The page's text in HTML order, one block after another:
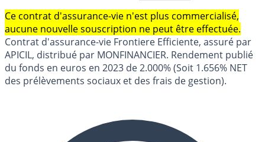
Ce contrat d'assurance-vie n'est plus commercialisé,
aucune nouvelle souscription ne peut être effectuée.
Contrat d'assurance-vie Frontiere Efficiente, assuré par
APICIL, distribué par MONFINANCIER. Rendement publié
du fonds en euros en 2023 de 2.000% (Soit 1.656% NET
des prélèvements sociaux et des frais de gestion).